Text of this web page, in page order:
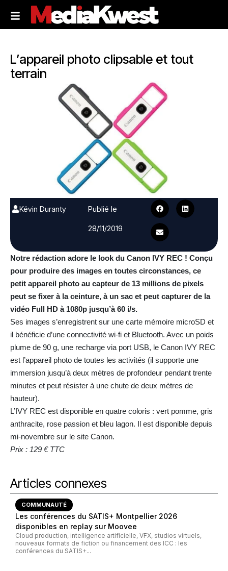
L’appareil photo clipsable et tout
terrain
Kévin Duranty
Publié le
28/11/2019
Notre rédaction adore le look du Canon IVY REC ! Conçu
pour produire des images en toutes circonstances, ce
petit appareil photo au capteur de 13 millions de pixels
peut se fixer à la ceinture, à un sac et peut capturer de la
vidéo Full HD à 1080p jusqu’à 60 i/s.
Ses images s’enregistrent sur une carte mémoire microSD et
il bénéficie d’une connectivité wi-fi et Bluetooth. Avec un poids
plume de 90 g, une recharge via port USB, le Canon IVY REC
est l’appareil photo de toutes les activités (il supporte une
immersion jusqu’à deux mètres de profondeur pendant trente
minutes et peut résister à une chute de deux mètres de
hauteur).
L’IVY REC est disponible en quatre coloris : vert pomme, gris
anthracite, rose passion et bleu lagon. Il est disponible depuis
mi-novembre sur le site Canon.
Prix : 129 € TTC
Articles connexes
COMMUNAUTÉ
Les conférences du SATIS+ Montpellier 2026
disponibles en replay sur Moovee
Cloud production, intelligence artificielle, VFX, studios virtuels,
nouveaux formats de fiction ou financement des ICC : les
conférences du SATIS+...